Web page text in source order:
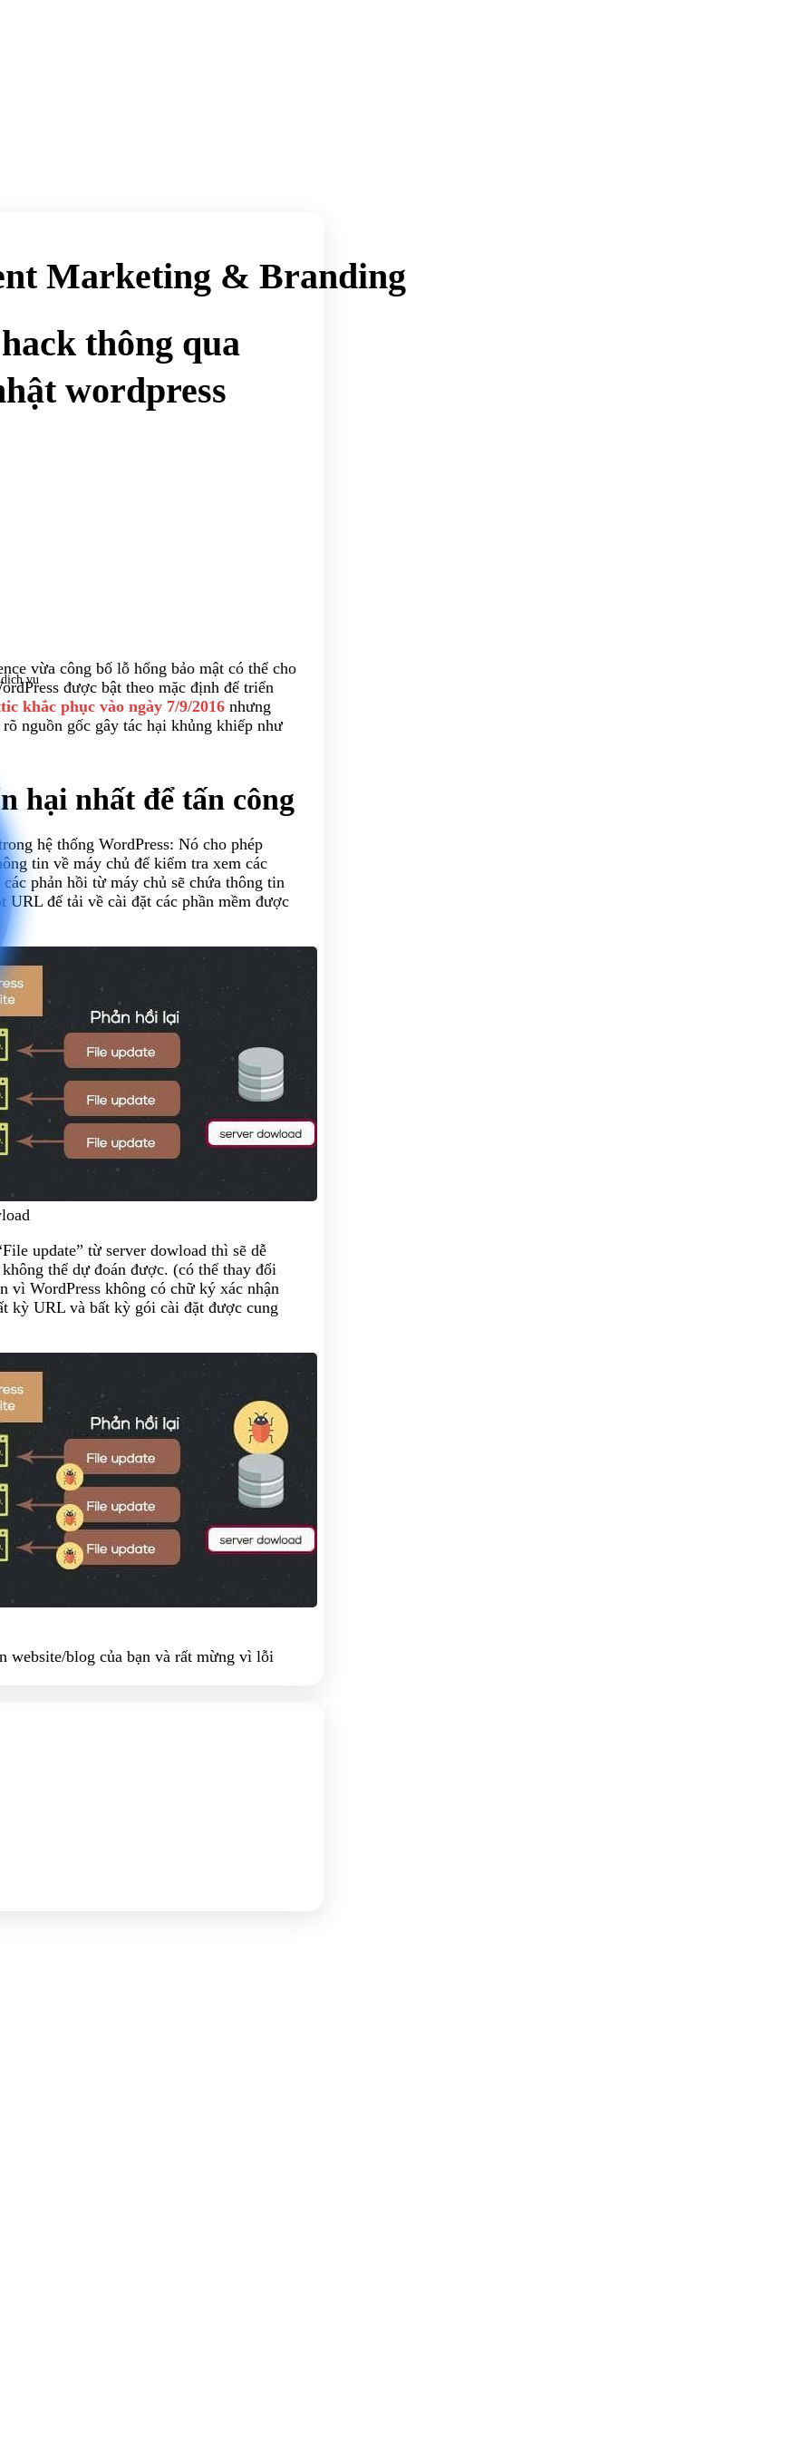
Marketing & Branding
vụ
thông qua
wordpress
vừa công bố lỗ hổng bảo mật có thể cho
được bật theo mặc định để triển
khắc phục vào ngày 7/9/2016 nhưng
nguồn gốc gây tác hại khủng khiếp như
hại nhất để tấn công
hệ thống WordPress: Nó cho phép
tin về máy chủ để kiểm tra xem các
phản hồi từ máy chủ sẽ chứa thông tin
URL để tải về cài đặt các phần mềm được
update” từ server dowload thì sẽ dễ
thể dự đoán được. (có thể thay đổi
vì WordPress không có chữ ký xác nhận
kỳ URL và bất kỳ gói cài đặt được cung
website/blog của bạn và rất mừng vì lỗi